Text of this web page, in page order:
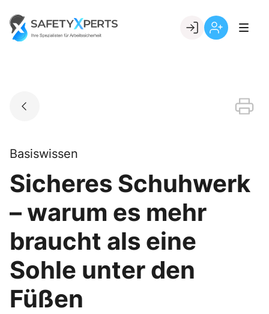
content
Go to landing page.
Basiswissen
Sicheres Schuhwerk
– warum es mehr
braucht als eine
Sohle unter den
Füßen